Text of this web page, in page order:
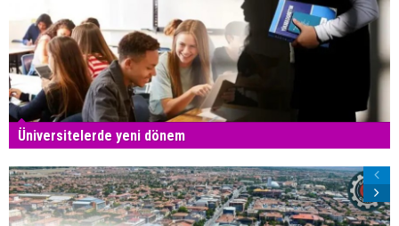
Üniversitelerde yeni dönem